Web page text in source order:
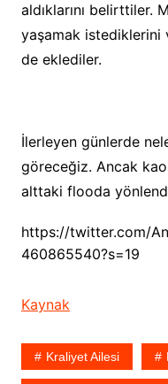
aldıklarını belirttiler.
yaşamak istediklerini
de eklediler.
İlerleyen günlerde
göreceğiz. Ancak
alttaki flooda
https://twitter.com/
460865540?s=19
Kaynak
Kraliyet Ailesi